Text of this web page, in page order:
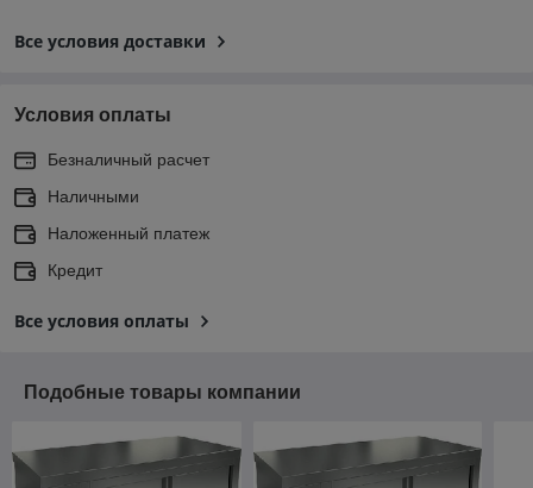
Все условия доставки
Условия оплаты
Безналичный расчет
Наличными
Наложенный платеж
Кредит
Все условия оплаты
Подобные товары компании